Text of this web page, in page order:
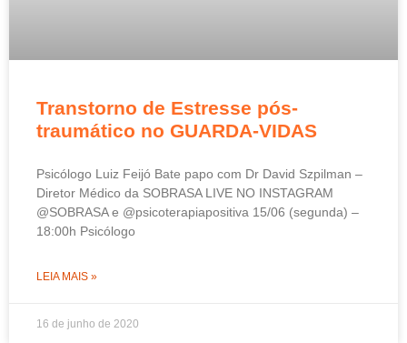
Transtorno de Estresse pós-
traumático no GUARDA-VIDAS
Psicólogo Luiz Feijó Bate papo com Dr David Szpilman –
Diretor Médico da SOBRASA LIVE NO INSTAGRAM
@SOBRASA e @psicoterapiapositiva 15/06 (segunda) –
18:00h Psicólogo
LEIA MAIS »
16 de junho de 2020